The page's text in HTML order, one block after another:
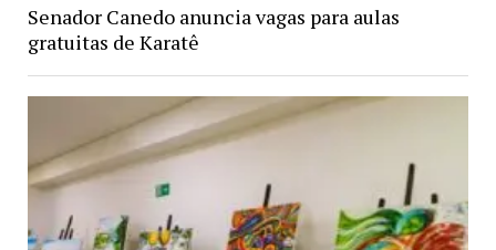
Senador Canedo anuncia vagas para aulas
gratuitas de Karatê